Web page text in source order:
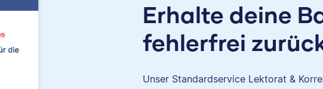
Erhalte deine
fehlerfrei
Unser Standardservice Lektorat &